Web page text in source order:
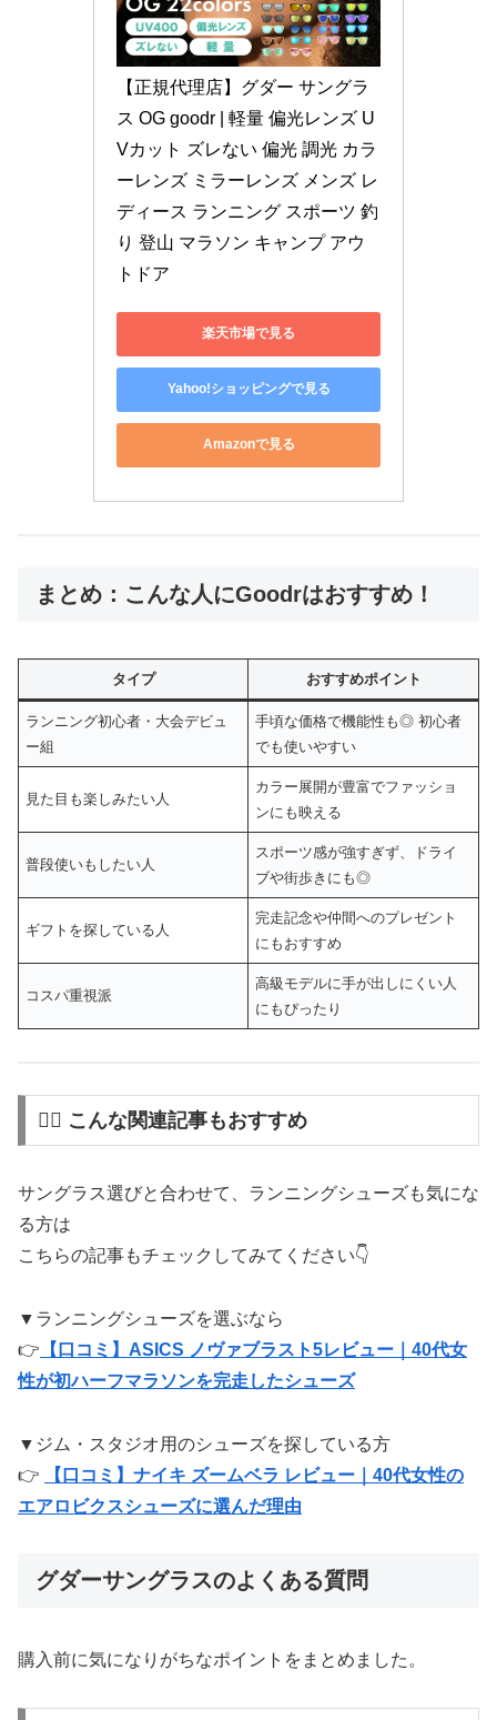
【正規代理店】グダー サングラ
ス OG goodr | 軽量 偏光レンズ U
Vカット ズレない 偏光 調光 カラ
ーレンズ ミラーレンズ メンズ レ
ディース ランニング スポーツ 釣
り 登山 マラソン キャンプ アウ
トドア
楽天市場で見る
Yahoo!ショッピングで見る
Amazonで見る
まとめ：こんな人にGoodrはおすすめ！
タイプ おすすめポイント
ランニング初心者・大会デビュ
ー組
手頃な価格で機能性も◎ 初心者
でも使いやすい
見た目も楽しみたい人
カラー展開が豊富でファッショ
ンにも映える
普段使いもしたい人
スポーツ感が強すぎず、ドライ
ブや街歩きにも◎
ギフトを探している人
完走記念や仲間へのプレゼント
にもおすすめ
コスパ重視派
高級モデルに手が出しにくい人
にもぴったり
🏃‍♀️ こんな関連記事もおすすめ
サングラス選びと合わせて、ランニングシューズも気にな
る方は
こちらの記事もチェックしてみてください👇
▼ランニングシューズを選ぶなら
👉 【口コミ】ASICS ノヴァブラスト5レビュー｜40代女
性が初ハーフマラソンを完走したシューズ
▼ジム・スタジオ用のシューズを探している方
👉
【口コミ】ナイキ ズームベラ レビュー｜40代女性の
エアロビクスシューズに選んだ理由
グダーサングラスのよくある質問
購入前に気になりがちなポイントをまとめました。